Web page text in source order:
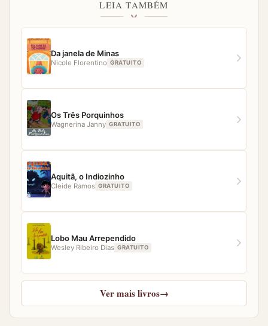
simples, fácil e direto. Porém, caso você tenha
qualquer dificuldade para acessar algum material,
nossa equipe estará pronta para ajudar.
LEIA TAMBÉM
Da janela de Minas
Nicole Florentino GRATUITO
Os Três Porquinhos
Wagnerina Janny GRATUITO
Aquitã, o Indiozinho
Cleide Ramos GRATUITO
Lobo Mau Arrependido
Wesley Ribeiro Dias GRATUITO
Ver mais livros→